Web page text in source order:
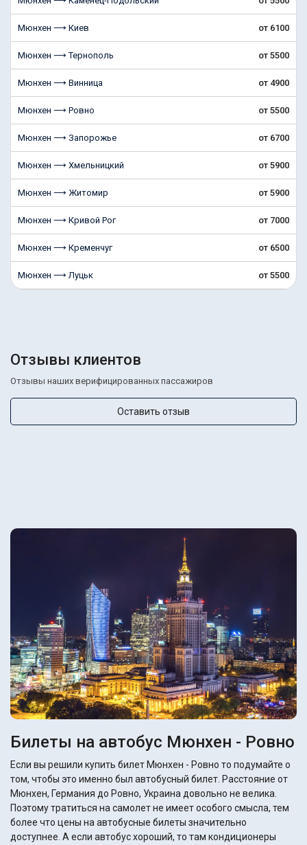
Мюнхен ⟶ Киев от 6100
Мюнхен ⟶ Тернополь от 5500
Мюнхен ⟶ Винница от 4900
Мюнхен ⟶ Ровно от 5500
Мюнхен ⟶ Запорожье от 6700
Мюнхен ⟶ Хмельницкий от 5900
Мюнхен ⟶ Житомир от 5900
Мюнхен ⟶ Кривой Рог от 7000
Мюнхен ⟶ Кременчуг от 6500
Мюнхен ⟶ Луцьк от 5500
Отзывы клиентов
Отзывы наших верифицированных пассажиров
Оставить отзыв
Билеты на автобус Мюнхен - Ровно
Если вы решили купить билет Мюнхен - Ровно то подумайте о
том, чтобы это именно был автобусный билет. Расстояние от
Мюнхен, Германия до Ровно, Украина довольно не велика.
Поэтому тратиться на самолет не имеет особого смысла, тем
более что цены на автобусные билеты значительно
доступнее. А если автобус хороший, то там кондиционеры